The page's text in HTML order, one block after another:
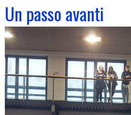
Un passo avanti